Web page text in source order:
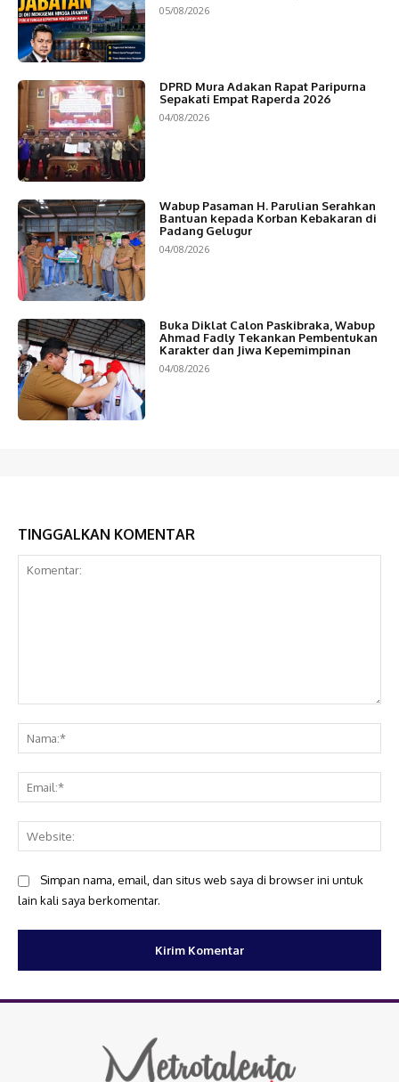
05/08/2026
DPRD Mura Adakan Rapat Paripurna
Sepakati Empat Raperda 2026
04/08/2026
Wabup Pasaman H. Parulian Serahkan
Bantuan kepada Korban Kebakaran di
Padang Gelugur
04/08/2026
Buka Diklat Calon Paskibraka, Wabup
Ahmad Fadly Tekankan Pembentukan
Karakter dan Jiwa Kepemimpinan
04/08/2026
TINGGALKAN KOMENTAR
Simpan nama, email, dan situs web saya di browser ini untuk
lain kali saya berkomentar.